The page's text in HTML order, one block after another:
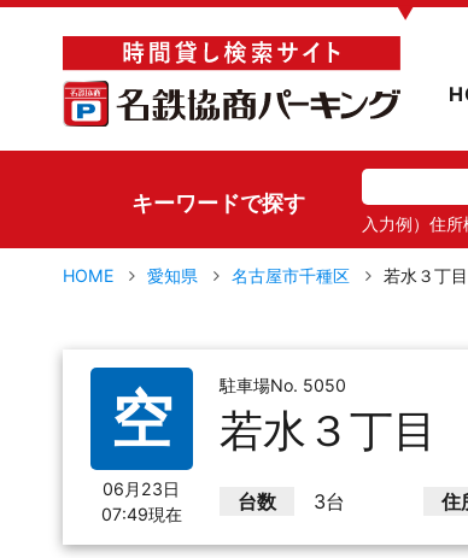
▼
キーワードで探す
入力例）住所
HOME 愛知県 名古屋市千種区 若水３丁目
空
06月23日
07:49現在
駐車場No. 5050
若水３丁目
台数 3台 住